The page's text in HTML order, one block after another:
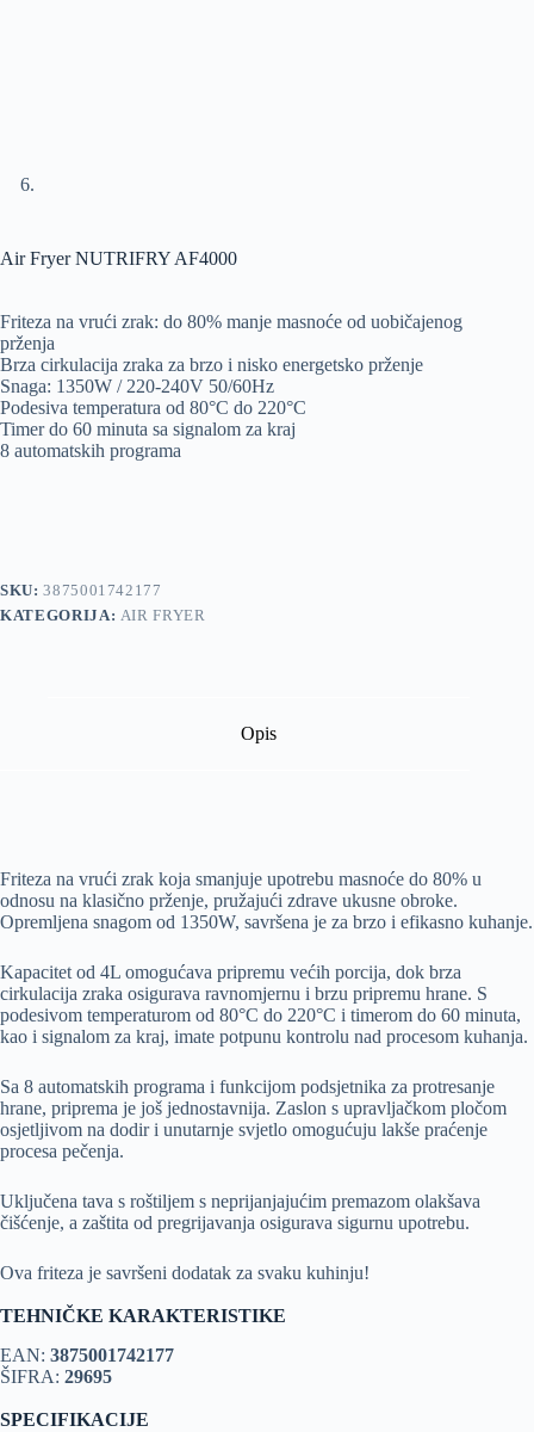
Air Fryer NUTRIFRY AF4000
Friteza na vrući zrak: do 80% manje masnoće od uobičajenog
prženja
Brza cirkulacija zraka za brzo i nisko energetsko prženje
Snaga: 1350W / 220-240V 50/60Hz
Podesiva temperatura od 80°C do 220°C
Timer do 60 minuta sa signalom za kraj
8 automatskih programa
SKU:3875001742177
KATEGORIJA: AIR FRYER
Opis
Friteza na vrući zrak koja smanjuje upotrebu masnoće do 80% u
odnosu na klasično prženje, pružajući zdrave ukusne obroke.
Opremljena snagom od 1350W, savršena je za brzo i efikasno kuhanje.
Kapacitet od 4L omogućava pripremu većih porcija, dok brza
cirkulacija zraka osigurava ravnomjernu i brzu pripremu hrane. S
podesivom temperaturom od 80°C do 220°C i timerom do 60 minuta,
kao i signalom za kraj, imate potpunu kontrolu nad procesom kuhanja.
Sa 8 automatskih programa i funkcijom podsjetnika za protresanje
hrane, priprema je još jednostavnija. Zaslon s upravljačkom pločom
osjetljivom na dodir i unutarnje svjetlo omogućuju lakše praćenje
procesa pečenja.
Uključena tava s roštiljem s neprijanjajućim premazom olakšava
čišćenje, a zaštita od pregrijavanja osigurava sigurnu upotrebu.
Ova friteza je savršeni dodatak za svaku kuhinju!
TEHNIČKE KARAKTERISTIKE
EAN: 3875001742177
ŠIFRA: 29695
SPECIFIKACIJE